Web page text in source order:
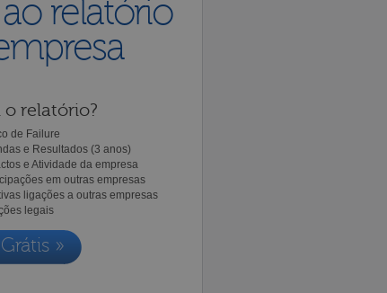
relatório
relatório?
de Failure
e Resultados (3 anos)
e Atividade da empresa
em outras empresas
ligações a outras empresas
legais
»